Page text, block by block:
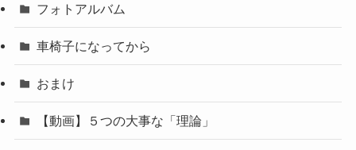
フォトアルバム
車椅子になってから
おまけ
【動画】５つの大事な「理論」